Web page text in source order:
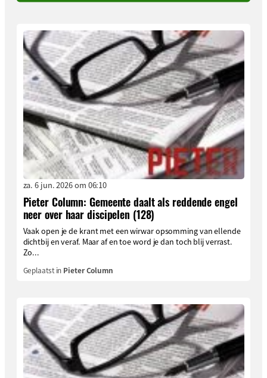
za. 6 jun. 2026 om 06:10
Pieter Column: Gemeente daalt als reddende engel
neer over haar discipelen (128)
Vaak open je de krant met een wirwar opsomming van ellende
dichtbij en veraf. Maar af en toe word je dan toch blij verrast.
Zo...
Geplaatst in Pieter Column